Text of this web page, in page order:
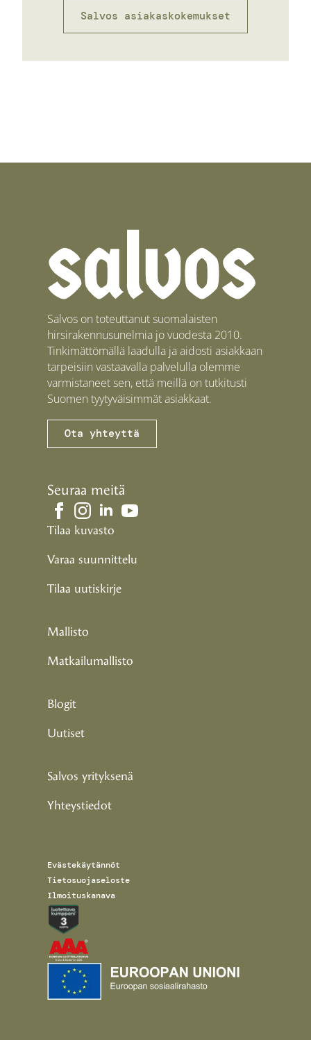
Salvos asiakaskokemukset
Salvos on toteuttanut suomalaisten
hirsirakennusunelmia jo vuodesta 2010.
Tinkimättömällä laadulla ja aidosti asiakkaan
tarpeisiin vastaavalla palvelulla olemme
varmistaneet sen, että meillä on tutkitusti
Suomen tyytyväisimmät asiakkaat.
Ota yhteyttä
Seuraa meitä
Tilaa kuvasto
Varaa suunnittelu
Tilaa uutiskirje
Mallisto
Matkailumallisto
Blogit
Uutiset
Salvos yrityksenä
Yhteystiedot
Evästekäytännöt
Tietosuojaseloste
Ilmoituskanava